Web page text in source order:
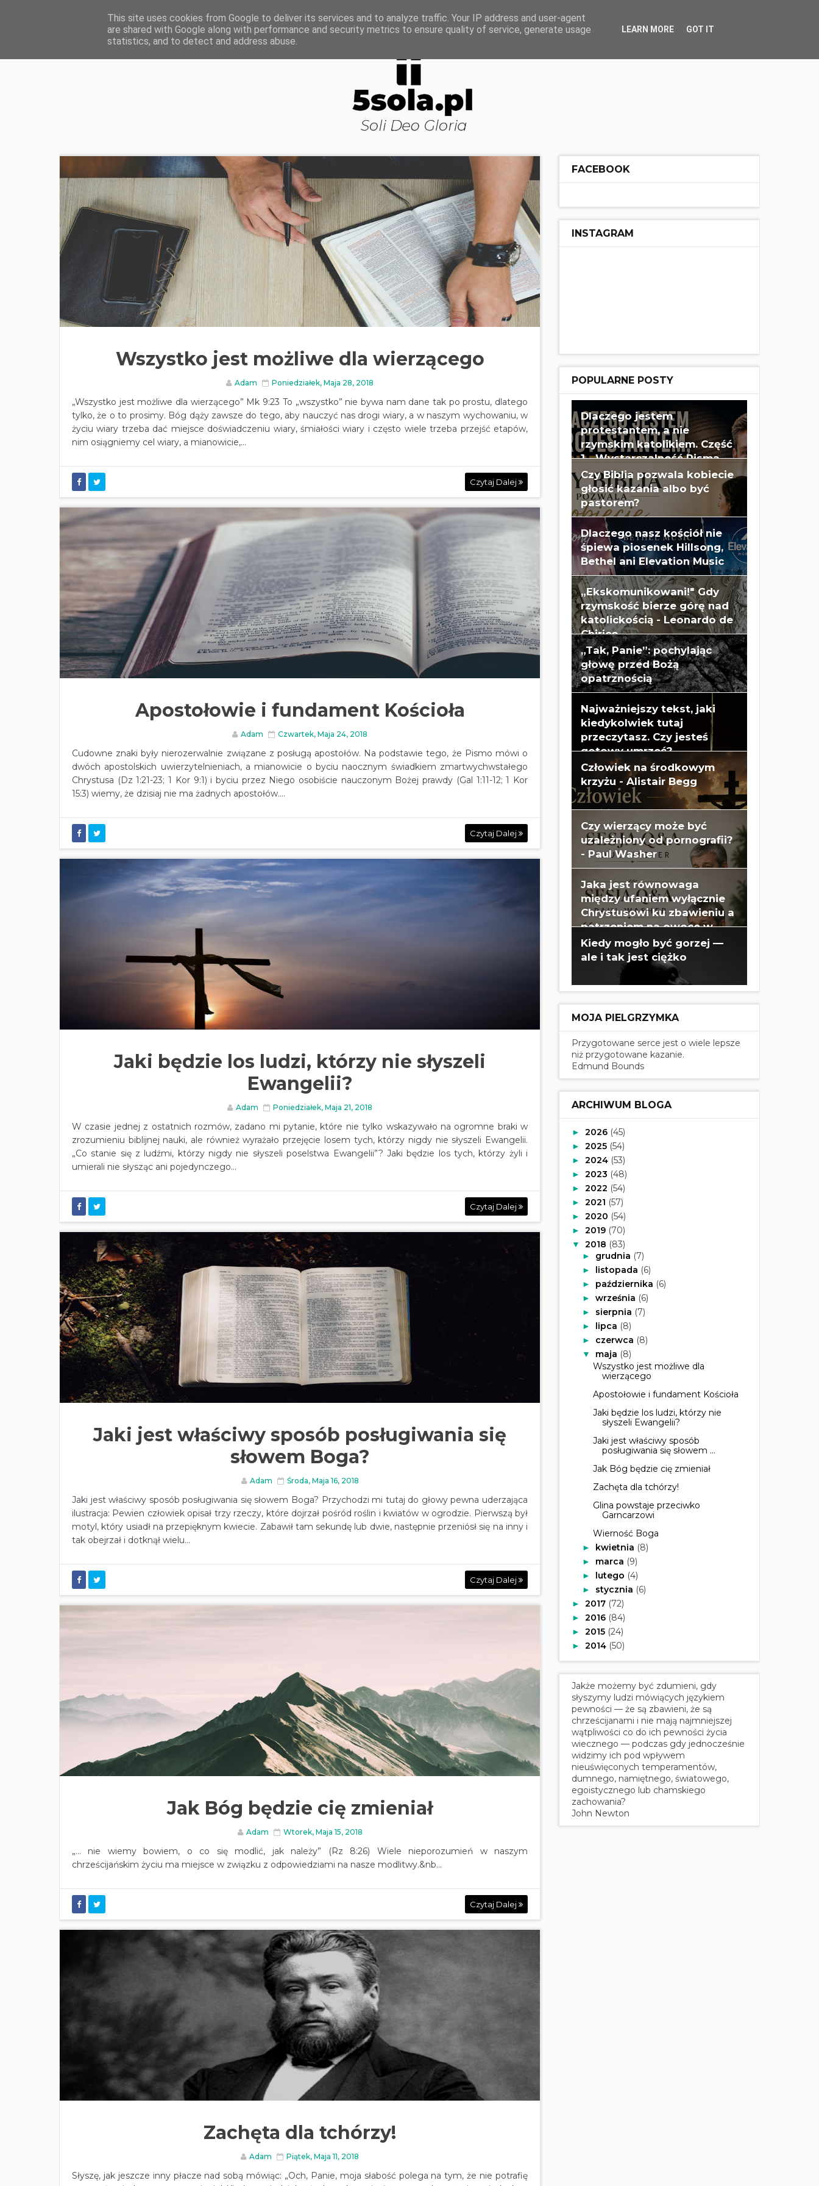
ŻYCIE CHRZEŚCIJAŃSKIE ZDROWA NAUKA DOJRZAŁOŚĆ DUCHOWA KOŚCIÓŁ INNE
Wszystko jest możliwe dla wierzącego
Adam Poniedziałek, Maja 28, 2018
„Wszystko jest możliwe dla wierzącego” Mk 9:23 To „wszystko” nie bywa nam dane tak po prostu, dlatego
tylko, że o to prosimy. Bóg dąży zawsze do tego, aby nauczyć nas drogi wiary, a w naszym wychowaniu, w
życiu wiary trzeba dać miejsce doświadczeniu wiary, śmiałości wiary i często wiele trzeba przejść etapów,
nim osiągniemy cel wiary, a mianowicie,...
Czytaj Dalej
Apostołowie i fundament Kościoła
Adam Czwartek, Maja 24, 2018
Cudowne znaki były nierozerwalnie związane z posługą apostołów. Na podstawie tego, że Pismo mówi o
dwóch apostolskich uwierzytelnieniach, a mianowicie o byciu naocznym świadkiem zmartwychwstałego
Chrystusa (Dz 1:21-23; 1 Kor 9:1) i byciu przez Niego osobiście nauczonym Bożej prawdy (Gal 1:11-12; 1 Kor
15:3) wiemy, że dzisiaj nie ma żadnych apostołów....
Czytaj Dalej
Jaki będzie los ludzi, którzy nie słyszeli
Ewangelii?
Adam Poniedziałek, Maja 21, 2018
W czasie jednej z ostatnich rozmów, zadano mi pytanie, które nie tylko wskazywało na ogromne braki w
zrozumieniu biblijnej nauki, ale również wyrażało przejęcie losem tych, którzy nigdy nie słyszeli Ewangelii.
„Co stanie się z ludźmi, którzy nigdy nie słyszeli poselstwa Ewangelii”? Jaki będzie los tych, którzy żyli i
umierali nie słysząc ani pojedynczego...
Czytaj Dalej
Jaki jest właściwy sposób posługiwania się
słowem Boga?
Adam Środa, Maja 16, 2018
Jaki jest właściwy sposób posługiwania się słowem Boga? Przychodzi mi tutaj do głowy pewna uderzająca
ilustracja: Pewien człowiek opisał trzy rzeczy, które dojrzał pośród roślin i kwiatów w ogrodzie. Pierwszą był
motyl, który usiadł na przepięknym kwiecie. Zabawił tam sekundę lub dwie, następnie przeniósł się na inny i
tak obejrzał i dotknął wielu...
Czytaj Dalej
Jak Bóg będzie cię zmieniał
Adam Wtorek, Maja 15, 2018
„... nie wiemy bowiem, o co się modlić, jak należy” (Rz 8:26) Wiele nieporozumień w naszym
chrześcijańskim życiu ma miejsce w związku z odpowiedziami na nasze modlitwy.&nb...
Czytaj Dalej
Zachęta dla tchórzy!
Adam Piątek, Maja 11, 2018
Słyszę, jak jeszcze inny płacze nad sobą mówiąc: „Och, Panie, moja słabość polega na tym, że nie potrafię
FACEBOOK
INSTAGRAM
POPULARNE POSTY
Dlaczego jestem
protestantem, a nie
rzymskim katolikiem. Część
1 - Wystarczalność Pisma
Świętego - Wes Huff
Czy Biblia pozwala kobiecie
głosić kazania albo być
pastorem?
Dlaczego nasz kościół nie
śpiewa piosenek Hillsong,
Bethel ani Elevation Music
„Ekskomunikowani!" Gdy
rzymskość bierze górę nad
katolickością - Leonardo de
Chirico
„Tak, Panie”: pochylając
głowę przed Bożą
opatrznością
Najważniejszy tekst, jaki
kiedykolwiek tutaj
przeczytasz. Czy jesteś
gotowy umrzeć?
Człowiek na środkowym
krzyżu - Alistair Begg
Czy wierzący może być
uzależniony od pornografii?
- Paul Washer
Jaka jest równowaga
między ufaniem wyłącznie
Chrystusowi ku zbawieniu a
patrzeniem na owoce w
swoim życiu? - Paul Washer
Kiedy mogło być gorzej —
ale i tak jest ciężko
MOJA PIELGRZYMKA
Przygotowane serce jest o wiele lepsze
niż przygotowane kazanie.
Edmund Bounds
ARCHIWUM BLOGA
► 2026 (45)
► 2025 (54)
► 2024 (53)
► 2023 (48)
► 2022 (54)
► 2021 (57)
► 2020 (54)
► 2019 (70)
▼ 2018 (83)
► grudnia (7)
► listopada (6)
► października (6)
► września (6)
► sierpnia (7)
► lipca (8)
► czerwca (8)
▼ maja (8)
Wszystko jest możliwe dla
wierzącego
Apostołowie i fundament Kościoła
Jaki będzie los ludzi, którzy nie
słyszeli Ewangelii?
Jaki jest właściwy sposób
posługiwania się słowem ...
Jak Bóg będzie cię zmieniał
Zachęta dla tchórzy!
Glina powstaje przeciwko
Garncarzowi
Wierność Boga
► kwietnia (8)
► marca (9)
► lutego (4)
► stycznia (6)
► 2017 (72)
► 2016 (84)
► 2015 (24)
► 2014 (50)
Jakże możemy być zdumieni, gdy
słyszymy ludzi mówiących językiem
pewności — że są zbawieni, że są
chrześcijanami i nie mają najmniejszej
wątpliwości co do ich pewności życia
wiecznego — podczas gdy jednocześnie
widzimy ich pod wpływem
nieuświęconych temperamentów,
dumnego, namiętnego, światowego,
egoistycznego lub chamskiego
zachowania?
John Newton
This site uses cookies from Google to deliver its services and to analyze traffic. Your IP address and user-agent
are shared with Google along with performance and security metrics to ensure quality of service, generate usage
statistics, and to detect and address abuse.
LEARN MORE GOT IT